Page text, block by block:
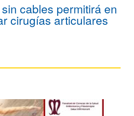
cables permitirá en
cirugías articulares